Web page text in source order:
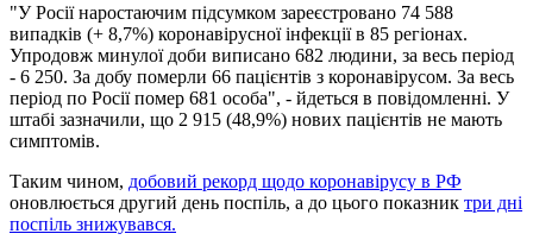
"У Росії наростаючим підсумком зареєстровано 74 588
випадків (+ 8,7%) коронавірусної інфекції в 85 регіонах.
Упродовж минулої доби виписано 682 людини, за весь період
- 6 250. За добу померли 66 пацієнтів з коронавірусом. За весь
період по Росії помер 681 особа", - йдеться в повідомленні. У
штабі зазначили, що 2 915 (48,9%) нових пацієнтів не мають
симптомів.
Таким чином, добовий рекорд щодо коронавірусу в РФ
оновлюється другий день поспіль, а до цього показник три дні
поспіль знижувався.